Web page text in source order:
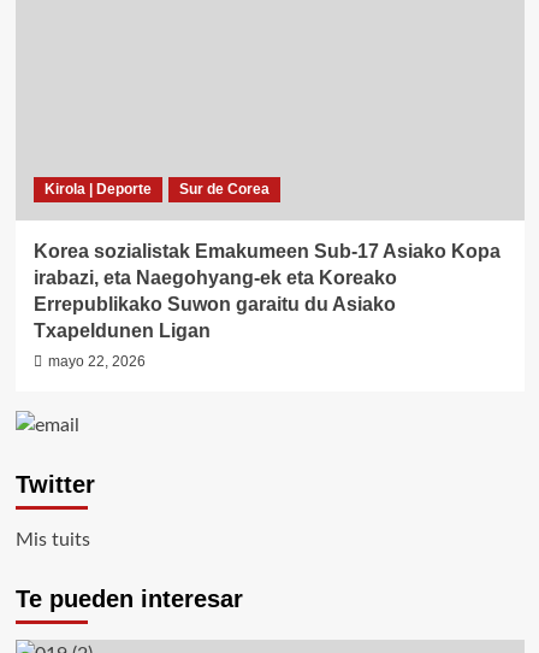
Kirola | Deporte Sur de Corea
Korea sozialistak Emakumeen Sub-17 Asiako Kopa
irabazi, eta Naegohyang-ek eta Koreako
Errepublikako Suwon garaitu du Asiako
Txapeldunen Ligan
mayo 22, 2026
Twitter
Mis tuits
Te pueden interesar